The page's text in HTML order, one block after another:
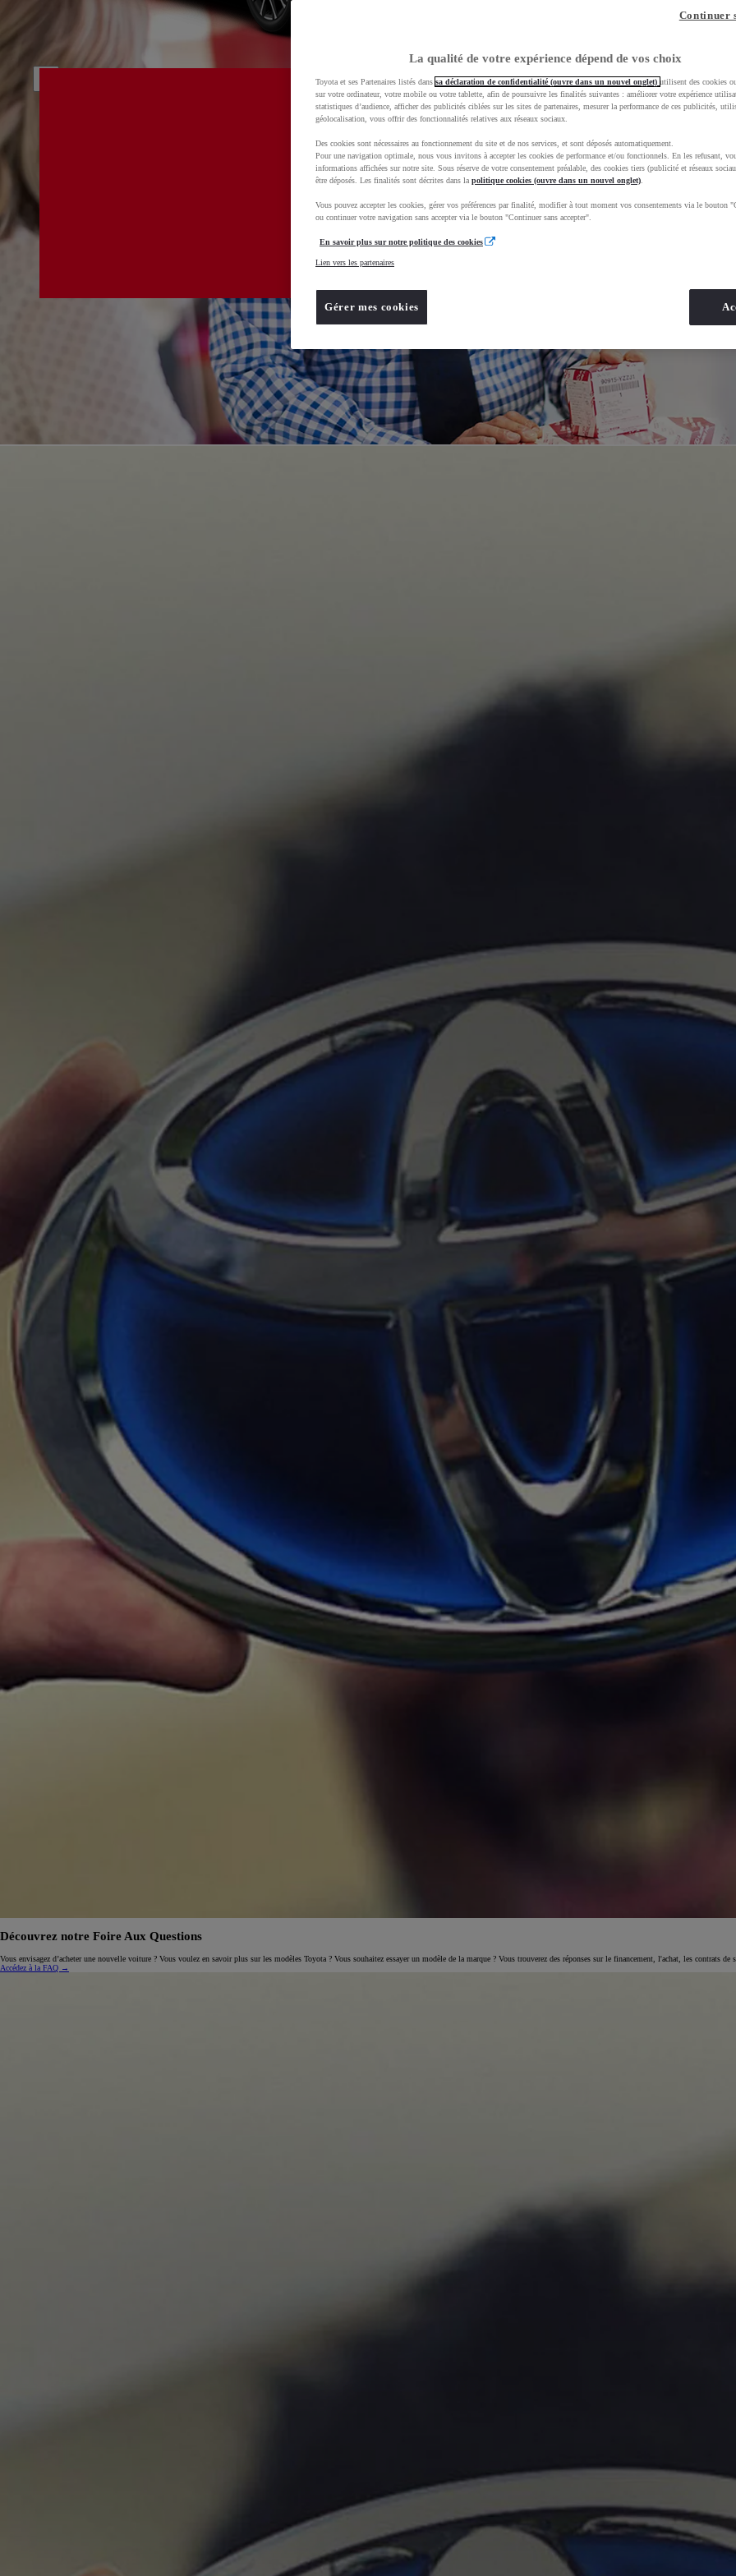
Nouvelle Yaris Cross
Disponible prochainement
Découvrez notre Foire Aux Questions
Vous envisagez d’acheter une nouvelle voiture ? Vous voulez en savoir plus sur les modèles Toyota ? Vous souhaitez essayer un modèle de la marque ? Vous trouverez des réponses sur le financement, l'achat, les contrats
Accédez à la FAQ →
La qualité de votre expérience dépend de vos choix
Toyota et ses Partenaires listés dans sa déclaration de confidentialité (ouvre dans un nouvel onglet) utilisent des cookies
sur votre ordinateur, votre mobile ou votre tablette, afin de poursuivre les finalités suivantes : améliorer votre expérience
statistiques d’audience, afficher des publicités ciblées sur les sites de partenaires, mesurer la performance de ces publicités,
géolocalisation, vous offrir des fonctionnalités relatives aux réseaux sociaux.
Des cookies sont nécessaires au fonctionnement du site et de nos services, et sont déposés automatiquement.
Pour une navigation optimale, nous vous invitons à accepter les cookies de performance et/ou fonctionnels. En les refusant,
informations affichées sur notre site. Sous réserve de votre consentement préalable, des cookies tiers (publicité et réseaux
être déposés. Les finalités sont décrites dans la politique cookies (ouvre dans un nouvel onglet)
Vous pouvez accepter les cookies, gérer vos préférences par finalité, modifier à tout moment vos consentements via le bouton
ou continuer votre navigation sans accepter via le bouton "Continuer sans accepter".
En savoir plus sur notre politique des cookies
Lien vers les partenaires
Gérer mes cookies
Continuer